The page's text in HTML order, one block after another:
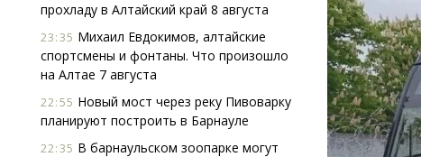
прохладу в Алтайский край 8 августа
23:35 Михаил Евдокимов, алтайские
спортсмены и фонтаны. Что произошло
на Алтае 7 августа
22:55 Новый мост через реку Пивоварку
планируют построить в Барнауле
22:35 В барнаульском зоопарке могут